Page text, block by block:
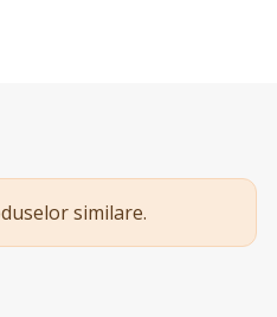
similare.